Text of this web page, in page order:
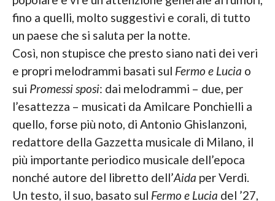
fino a quelli, molto suggestivi e corali, di tutto
un paese che si saluta per la notte.
Così, non stupisce che presto siano nati dei veri
e propri melodrammi basati sul Fermo e Lucia o
sui Promessi sposi: dai melodrammi – due, per
l’esattezza – musicati da Amilcare Ponchielli a
quello, forse più noto, di Antonio Ghislanzoni,
redattore della Gazzetta musicale di Milano, il
più importante periodico musicale dell’epoca
nonché autore del libretto dell’Aida per Verdi.
Un testo, il suo, basato sul Fermo e Lucia del ’27,